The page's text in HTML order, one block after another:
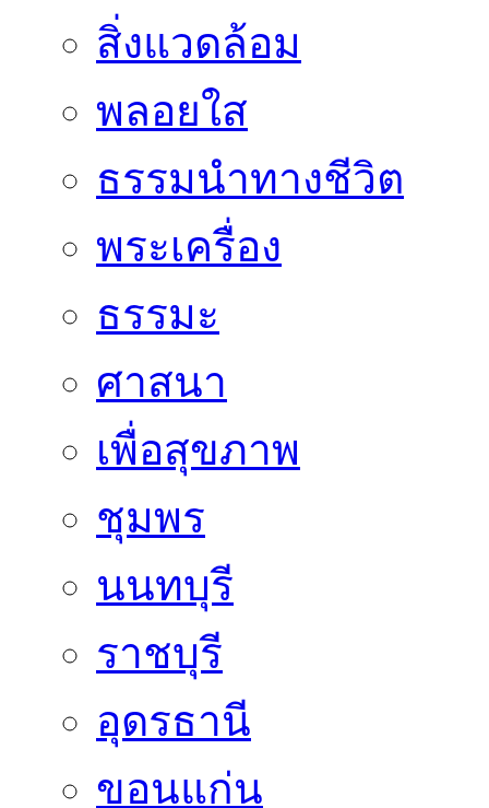
สิ่งแวดล้อม
พลอยใส
ธรรมนำทางชีวิต
พระเครื่อง
ธรรมะ
ศาสนา
เพื่อสุขภาพ
ชุมพร
นนทบุรี
ราชบุรี
อุดรธานี
ขอนแก่น